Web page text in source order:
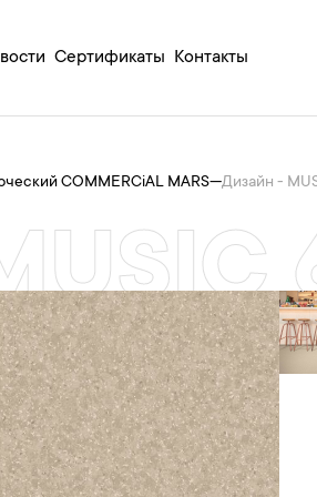
Сертификаты Контакты
COMMERCiAL MARS—Дизайн -